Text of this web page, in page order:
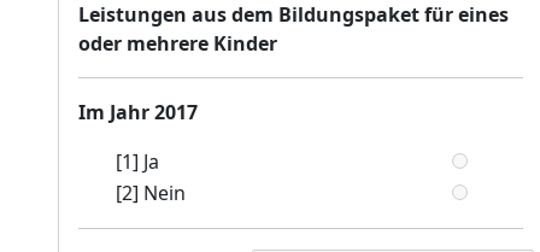
Leistungen aus dem Bildungspaket für eines
oder mehrere Kinder
Im Jahr 2017
[1] Ja
[2] Nein